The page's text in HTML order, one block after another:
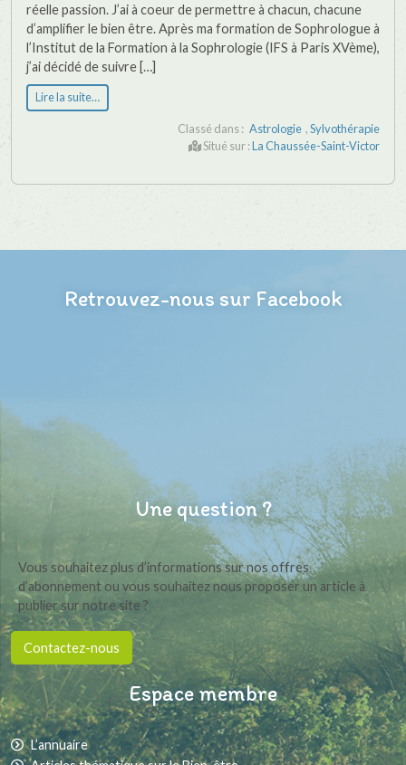
réelle passion. J’ai à coeur de permettre à chacun, chacune
d’amplifier le bien être. Après ma formation de Sophrologue à
l’Institut de la Formation à la Sophrologie (IFS à Paris XVème),
j’ai décidé de suivre […]
Lire la suite…
Classé dans : Astrologie ,Sylvothérapie
Situé sur :La Chaussée-Saint-Victor
Retrouvez-nous sur Facebook
Une question ?
Vous souhaitez plus d’informations sur nos offres
d’abonnement ou vous souhaitez nous proposer un article à
publier sur notre site ?
Contactez-nous
Espace membre
L’annuaire